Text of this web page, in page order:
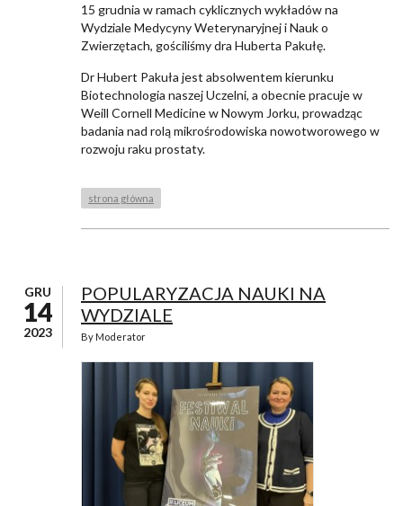
15 grudnia w ramach cyklicznych wykładów na
Wydziale Medycyny Weterynaryjnej i Nauk o
Zwierzętach, gościliśmy dra Huberta Pakułę.
Dr Hubert Pakuła jest absolwentem kierunku
Biotechnologia naszej Uczelni, a obecnie pracuje w
Weill Cornell Medicine w Nowym Jorku, prowadząc
badania nad rolą mikrośrodowiska nowotworowego w
rozwoju raku prostaty.
strona główna
GRU
14
2023
POPULARYZACJA NAUKI NA
WYDZIALE
By Moderator